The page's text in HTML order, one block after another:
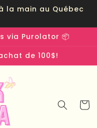
la main au Québec
via Purolator 📦
de 100$!
Panier